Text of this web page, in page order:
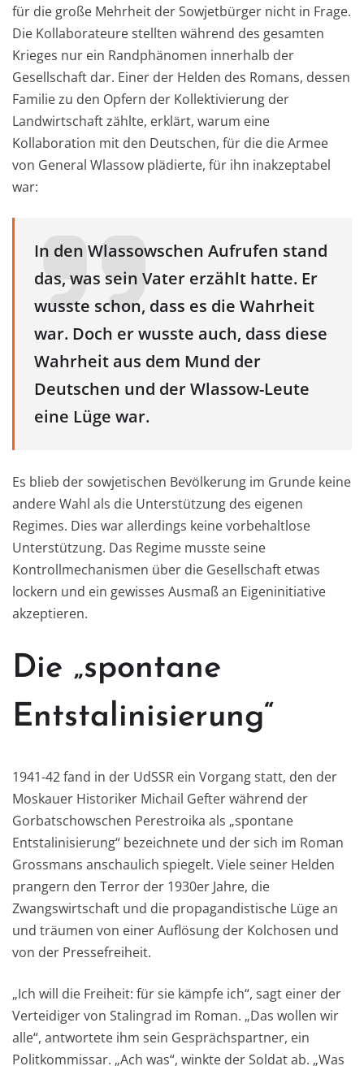
für die große Mehrheit der Sowjetbürger nicht in Frage.
Die Kollaborateure stellten während des gesamten
Krieges nur ein Randphänomen innerhalb der
Gesellschaft dar. Einer der Helden des Romans, dessen
Familie zu den Opfern der Kollektivierung der
Landwirtschaft zählte, erklärt, warum eine
Kollaboration mit den Deutschen, für die die Armee
von General Wlassow plädierte, für ihn inakzeptabel
war:
In den Wlassowschen Aufrufen stand
das, was sein Vater erzählt hatte. Er
wusste schon, dass es die Wahrheit
war. Doch er wusste auch, dass diese
Wahrheit aus dem Mund der
Deutschen und der Wlassow-Leute
eine Lüge war.
Es blieb der sowjetischen Bevölkerung im Grunde keine
andere Wahl als die Unterstützung des eigenen
Regimes. Dies war allerdings keine vorbehaltlose
Unterstützung. Das Regime musste seine
Kontrollmechanismen über die Gesellschaft etwas
lockern und ein gewisses Ausmaß an Eigeninitiative
akzeptieren.
Die „spontane
Entstalinisierung“
1941-42 fand in der UdSSR ein Vorgang statt, den der
Moskauer Historiker Michail Gefter während der
Gorbatschowschen Perestroika als „spontane
Entstalinisierung“ bezeichnete und der sich im Roman
Grossmans anschaulich spiegelt. Viele seiner Helden
prangern den Terror der 1930er Jahre, die
Zwangswirtschaft und die propagandistische Lüge an
und träumen von einer Auflösung der Kolchosen und
von der Pressefreiheit.
„Ich will die Freiheit: für sie kämpfe ich“, sagt einer der
Verteidiger von Stalingrad im Roman. „Das wollen wir
alle“, antwortete ihm sein Gesprächspartner, ein
Politkommissar. „Ach was“, winkte der Soldat ab. „Was